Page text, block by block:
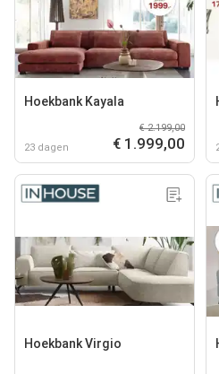
Hoekbank Kayala
23 dagen
€ 2.199,00
€ 1.999,00
Hoekbank Virgio